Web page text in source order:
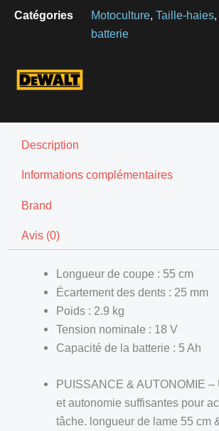
Catégories
Motoculture Taille-haies
batterie
Description
Informations complémentaires
Brand
Avis (0)
Longueur de coupe : 55 cm
Écartement des dents : 25 mm
Poids : 2.9 kg
Tension nominale : 18 V
Capacité de la batterie : 5 Ah
PUISSANCE & AUTONOMIE –
et autonomie suffisantes pour
tâche. longueur de lame 55 cm